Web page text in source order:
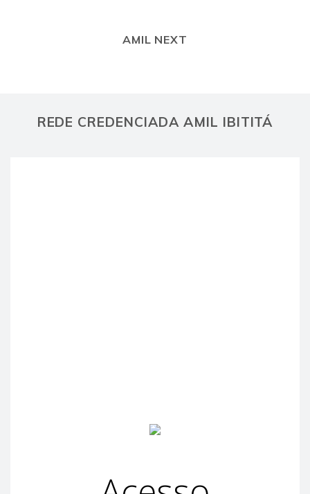
AMIL NEXT
REDE CREDENCIADA AMIL IBITITÁ